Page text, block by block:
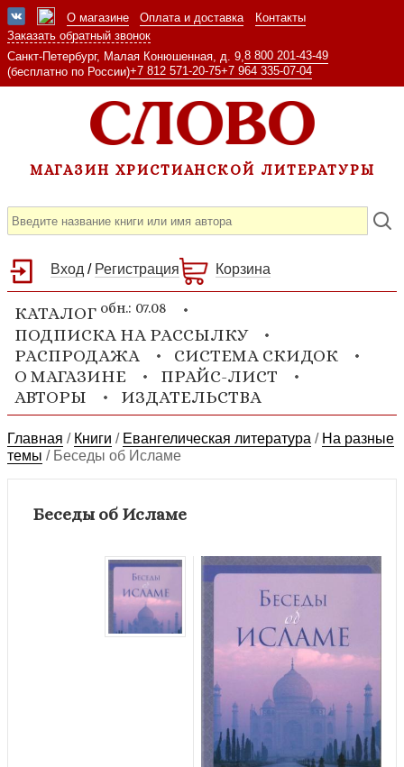
О магазине Оплата и доставка
Контакты
Заказать обратный звонок
Санкт-Петербург, Малая Конюшенная, д. 9, 8 800 201-43-49
(бесплатно по России)+7 812 571-20-75+7 964 335-07-04
МАГАЗИН ХРИСТИАНСКОЙ ЛИТЕРАТУРЫ
Вход / Регистрация Корзина
КАТАЛОГ обн.: 07.08
ПОДПИСКА НА РАССЫЛКУ
РАСПРОДАЖА
СИСТЕМА СКИДОК
О МАГАЗИНЕ
ПРАЙС-ЛИСТ
АВТОРЫ
ИЗДАТЕЛЬСТВА
Главная / Книги / Евангелическая литература / На разные
темы / Беседы об Исламе
Беседы об Исламе